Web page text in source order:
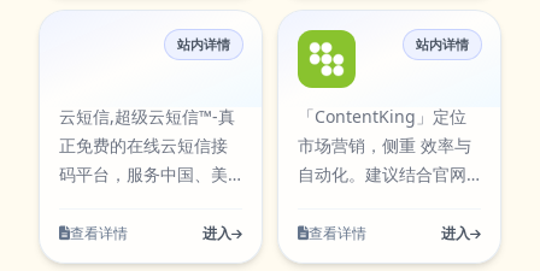
新的研究模式——先想
后搜 先想
云短信
站内详情
云短信,超级云短信™-真
正免费的在线云短信接
码平台，服务中国、美
个国家 | Receive
SMS。在线短信接收平
查看详情 进入
ContentKing
站内详情
「ContentKing」定位
市场营销，侧重 效率与
自动化。建议结合官网
否匹配你的流程。
查看详情 进入